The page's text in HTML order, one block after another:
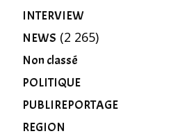
INTERVIEW
NEWS (2 265)
Non classé
POLITIQUE
PUBLIREPORTAGE
REGION